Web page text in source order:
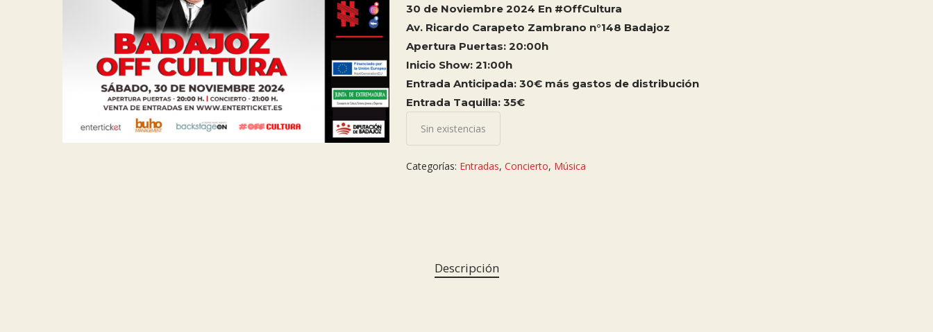
30 de Noviembre 2024 En #OffCultura
Av. Ricardo Carapeto Zambrano n°148 Badajoz
Apertura Puertas: 20:00h
Inicio Show: 21:00h
Entrada Anticipada: 30€ más gastos de distribución
Entrada Taquilla: 35€
Sin existencias
Categorías: Entradas, Concierto, Música
Descripción